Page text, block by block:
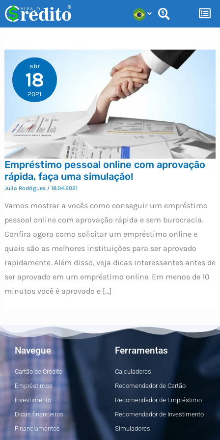
para
conteúdo
abr
18
2021
Empréstimo pessoal online com aprovação
rápida, faça uma simulação!
Julia Rodrigues / 18.04.2021
Vamos mostrar a vocês como conseguir um empréstimo
pessoal online com aprovação rápida e sem burocracia.
Confira agora como solicitar um empréstimo online e
quais são as melhores instituições para ser aprovado
rapidamente. Além disso, veja dicas interessantes antes de
ser aprovado em um empréstimo online. Em menos de 10
minutos você é aprovado e […]
Navegue
Cartão de Crédito
Empréstimos
Investimento
Dicas financeiras
Financiamentos
Ferramentas
Calculadoras
Recomendador de Cartão
Recomendador de Empréstimo
Recomendador de Investimento
Simuladores